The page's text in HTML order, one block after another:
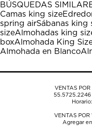
estrella
Esta
acción
abrirá
el
formulario
envío.
estrellas.
Esta
acción
abrirá
el
formulario
envío.
estrellas.
Esta
acción
abrirá
el
formulario
envío.
estrellas.
Esta
acción
abrirá
el
formulario
envío.
Esta
abrirá
el
envío.
BÚSQUEDAS
Camas king size
spring airSábanas king
sizeAlmohadas king
boxAlmohada King
Almohada en Blanco
VENTAS
55.5725.2246
VENTAS
Agregar